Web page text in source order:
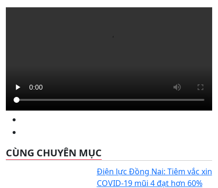
CÙNG CHUYÊN MỤC
Điện lực Đồng Nai: Tiêm vắc xin
COVID-19 mũi 4 đạt hơn 60%